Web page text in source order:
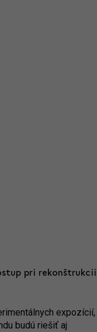
pri rekonštrukcii
expozícií,
budú riešiť aj